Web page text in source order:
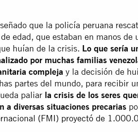
que la policía peruana
edad, que estaban en manos de
huían de la crisis. Lo que sería
por muchas familias
compleja y la decisión de
partes del mundo, para recibir
paliar la crisis de los seres
a diversas situaciones precarias
(FMI) proyectó de